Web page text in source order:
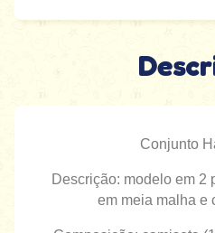
Conjunto
Descrição: modelo em 2
em meia malha e